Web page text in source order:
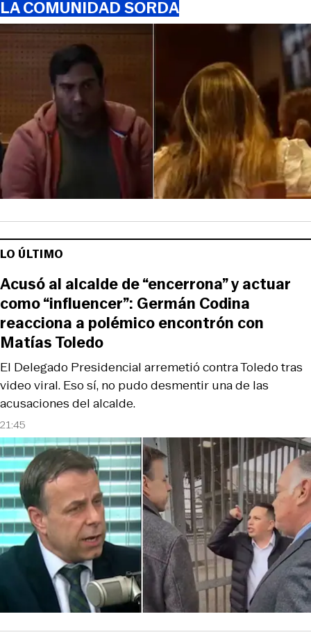
LA COMUNIDAD SORDA
LO ÚLTIMO
21:45
El Delegado Presidencial arremetió contra Toledo tras
video viral. Eso sí, no pudo desmentir una de las
acusaciones del alcalde.
Acusó al alcalde de “encerrona” y actuar
como “influencer”: Germán Codina
reacciona a polémico encontrón con
Matías Toledo